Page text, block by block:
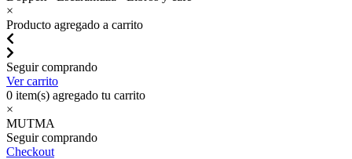
×
Producto agregado a carrito
Seguir comprando
Ver carrito
0 item(s) agregado tu carrito
×
MUTMA
Seguir comprando
Checkout